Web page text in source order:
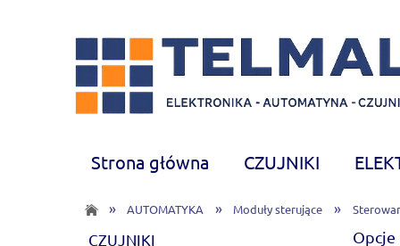
Strona główna CZUJNIKI
CHEMIA
Nowości
» AUTOMATYKA » Moduły sterujące »
CZUJNIKI Opcje